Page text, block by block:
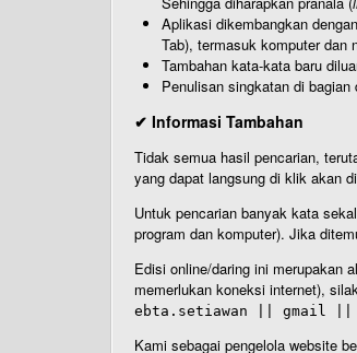
Aplikasi dikembangkan
Tab), termasuk komputer dan
Tambahan kata-kata baru
Penulisan singkatan di
✔ Informasi Tambahan
Tidak semua hasil pencarian,
yang dapat langsung di klik akan
Untuk pencarian banyak kata
program dan komputer). Jika
Edisi online/daring ini merupakan
memerlukan koneksi internet),
ebta.setiawan || gmail ||
Kami sebagai pengelola website